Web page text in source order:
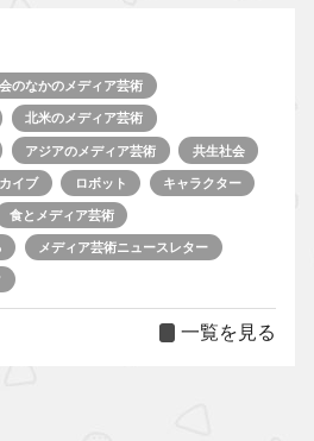
のなかのメディア芸術
北米のメディア芸術
アジアのメディア芸術 共生社会
イブ ロボット キャラクター
食とメディア芸術
メディア芸術ニュースレター
一覧を見る